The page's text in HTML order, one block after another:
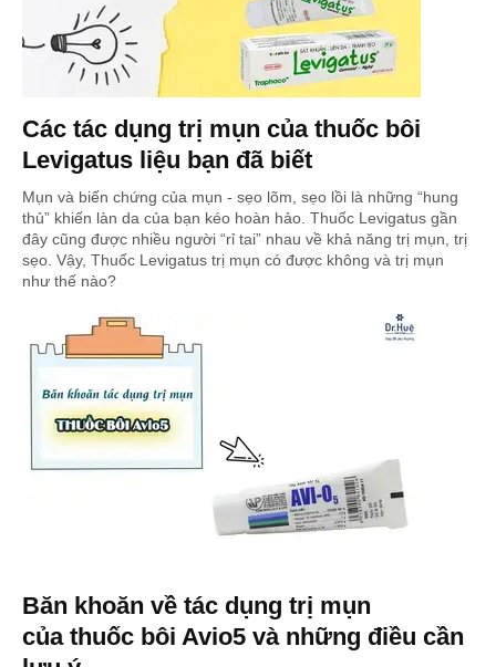
Các tác dụng trị mụn của thuốc bôi
Levigatus liệu bạn đã biết
Mụn và biến chứng của mụn - sẹo lõm, sẹo lồi là những “hung
thủ” khiến làn da của bạn kéo hoàn hảo. Thuốc Levigatus gần
đây cũng được nhiều người “rỉ tai” nhau về khả năng trị mụn, trị
sẹo. Vậy, Thuốc Levigatus trị mụn có được không và trị mụn
như thế nào?
Băn khoăn về tác dụng trị mụn
của thuốc bôi Avio5 và những điều cần